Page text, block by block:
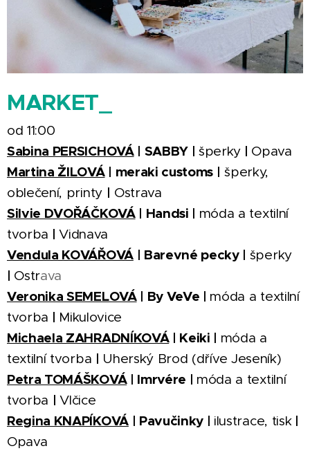
MARKET_
od 11:00
Sabina PERSICHOVÁ| SABBY |šperky | Opava
Martina ŽILOVÁ| meraki customs | šperky,
oblečení, printy | Ostrava
Silvie DVOŘÁČKOVÁ| Handsi | móda a textilní
tvorba |Vidnava
Vendula KOVÁŘOVÁ| Barevné pecky | šperky
| Ostrava
Veronika SEMELOVÁ| By VeVe | móda a textilní
tvorba | Mikulovice
Michaela ZAHRADNÍKOVÁ| Keiki | móda a
textilní tvorba | Uherský Brod (dříve Jeseník)
Petra TOMÁŠKOVÁ| Imrvére | móda a textilní
tvorba |Vlčice
Regina KNAPÍKOVÁ| Pavučinky | ilustrace, tisk|
Opava